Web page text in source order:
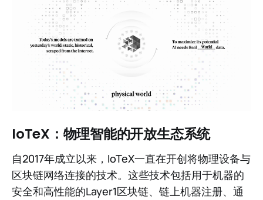
IoTeX：物理智能的开放生态系统
自2017年成立以来，IoTeX一直在开创将物理设备与
区块链网络连接的技术。这些技术包括用于机器的
安全和高性能的Layer1区块链、链上机器注册、通